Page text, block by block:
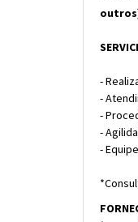
outros
-
-
-
-
-